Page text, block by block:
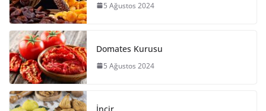
5 Ağustos 2024
Domates Kurusu
5 Ağustos 2024
İncir